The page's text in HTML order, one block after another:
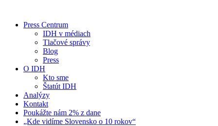
Press Centrum
IDH v médiach
Tlačové správy
Blog
Press
O IDH
Kto sme
Štatút IDH
Analýzy
Kontakt
Poukážte nám 2% z dane
„Kde vidíme Slovensko o 10 rokov“